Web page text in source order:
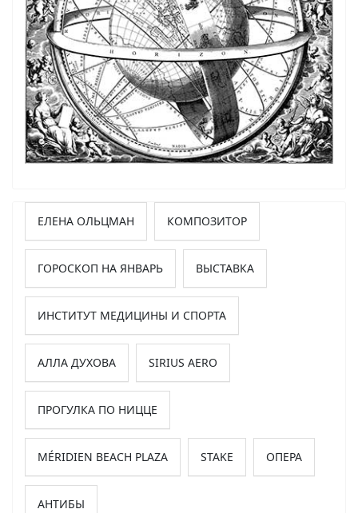
ЕЛЕНА ОЛЬЦМАН КОМПОЗИТОР
ГОРОСКОП НА ЯНВАРЬ ВЫСТАВКА
ИНСТИТУТ МЕДИЦИНЫ И СПОРТА
АЛЛА ДУХОВА SIRIUS AERO
ПРОГУЛКА ПО НИЦЦЕ
MÉRIDIEN BEACH PLAZA STAKE ОПЕРА
АНТИБЫ